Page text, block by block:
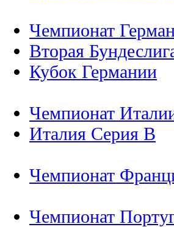
Чемпионат
Вторая
Кубок Германии
Чемпионат
Италия Серия B
Чемпионат
Чемпионат